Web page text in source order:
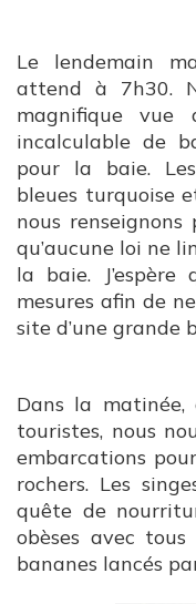
Le lendemain
attend à 7h30.
magnifique vue
incalculable de
pour la baie.
bleues turquoise
nous
qu’aucune loi ne
la baie.
mesures afin de
site d’une grande
Dans la matinée,
touristes, nous
embarcations
rochers. Les
quête de
obèses avec
bananes lancés